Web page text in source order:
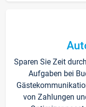
Sparen Sie Zeit
Aufgaben bei
von Zahlungen